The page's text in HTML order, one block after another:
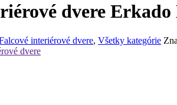
dvere
interiérové dvere, Všetky kategórie
dvere